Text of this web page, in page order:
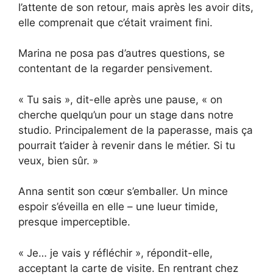
l’attente de son retour, mais après les avoir dits,
elle comprenait que c’était vraiment fini.
Marina ne posa pas d’autres questions, se
contentant de la regarder pensivement.
« Tu sais », dit-elle après une pause, « on
cherche quelqu’un pour un stage dans notre
studio. Principalement de la paperasse, mais ça
pourrait t’aider à revenir dans le métier. Si tu
veux, bien sûr. »
Anna sentit son cœur s’emballer. Un mince
espoir s’éveilla en elle – une lueur timide,
presque imperceptible.
« Je… je vais y réfléchir », répondit-elle,
acceptant la carte de visite. En rentrant chez